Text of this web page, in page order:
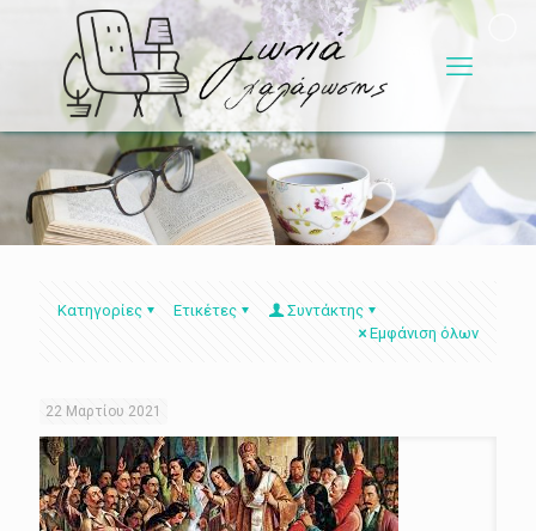
Κατηγορίες Ετικέτες
Συντάκτης
Εμφάνιση όλων
22 Μαρτίου 2021